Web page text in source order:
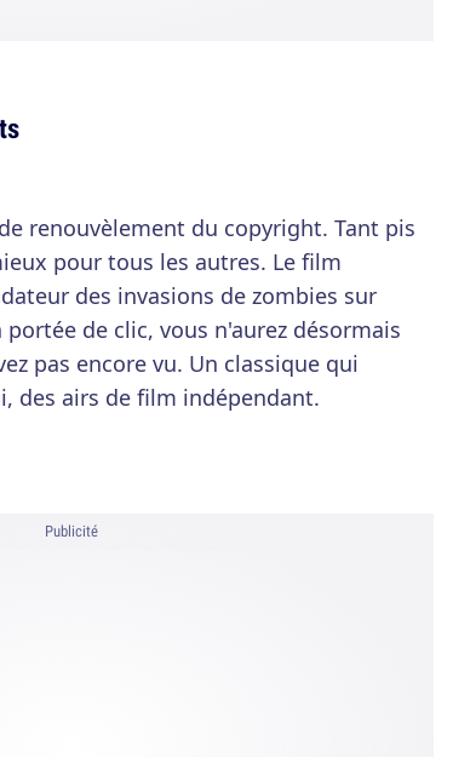
renouvèlement du copyright. Tant pis
pour tous les autres. Le film
des invasions de zombies sur
de clic, vous n'aurez désormais
pas encore vu. Un classique qui
des airs de film indépendant.
Publicité